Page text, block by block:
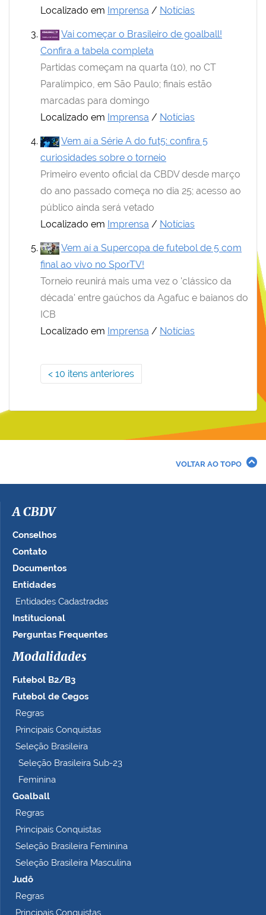
Localizado em Imprensa / Notícias
Vai começar o Brasileiro de goalball!
Confira a tabela completa
Partidas começam na quarta (10), no CT
Paralímpico, em São Paulo; finais estão
marcadas para domingo
Localizado em Imprensa / Notícias
Vem aí a Série A do fut5: confira 5
curiosidades sobre o torneio
Primeiro evento oficial da CBDV desde março
do ano passado começa no dia 25; acesso ao
público ainda será vetado
Localizado em Imprensa / Notícias
Vem aí a Supercopa de futebol de 5 com
final ao vivo no SporTV!
Torneio reunirá mais uma vez o 'clássico da
década' entre gaúchos da Agafuc e baianos do
ICB
Localizado em Imprensa / Notícias
10 itens anteriores
VOLTAR AO TOPO
A CBDV
Conselhos
Contato
Documentos
Entidades
Entidades Cadastradas
Institucional
Perguntas Frequentes
Modalidades
Futebol B2/B3
Futebol de Cegos
Regras
Principais Conquistas
Seleção Brasileira
Seleção Brasileira Sub-23
Feminina
Goalball
Regras
Principais Conquistas
Seleção Brasileira Feminina
Seleção Brasileira Masculina
Judô
Regras
Principais Conquistas